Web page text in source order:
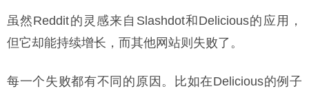
虽然Reddit的灵感来自Slashdot和Delicious的应用，
但它却能持续增长，而其他网站则失败了。
每一个失败都有不同的原因。比如在Delicious的例子